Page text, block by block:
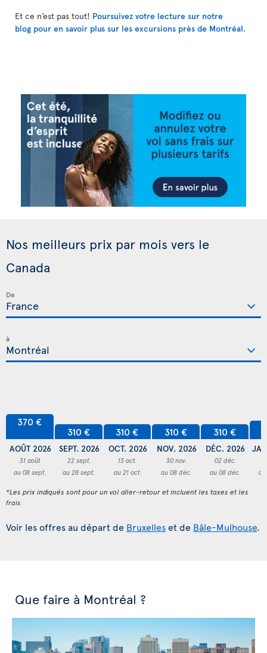
Et ce n’est pas tout! Poursuivez votre lecture sur notre
blog pour en savoir plus sur les excursions près de Montréal.
Nos meilleurs prix par mois vers le
Canada
De
à
370 €
AOÛT 2026
31 août
au 08 sept.
310 €
SEPT. 2026
22 sept.
au 28 sept.
310 €
OCT. 2026
13 oct.
au 21 oct.
310 €
NOV. 2026
30 nov.
au 08 déc.
310 €
DÉC. 2026
02 déc.
au 08 déc.
*Les prix indiqués sont pour un vol aller-retour et incluent les taxes et les
frais
Voir les offres au départ de Bruxelles et de Bâle-Mulhouse.
Que faire à Montréal ?